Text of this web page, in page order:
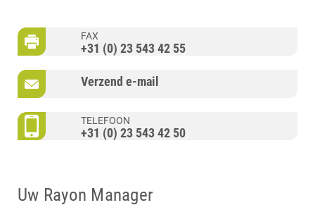
FAX
+31 (0) 23 543 42 55
Verzend e-mail
TELEFOON
+31 (0) 23 543 42 50
Uw Rayon Manager